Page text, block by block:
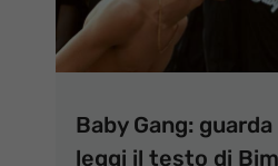
Baby Gang:
leggi il testo di